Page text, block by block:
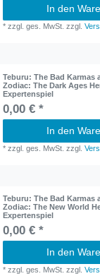
In den
*zzgl. ges. MwSt. zzgl.
Teburu: The Bad Karmas
Zodiac: The Dark Ages
Expertenspiel
0,00 € *
In den
*zzgl. ges. MwSt. zzgl.
Teburu: The Bad Karmas
Zodiac: The New World
Expertenspiel
0,00 € *
In den
*zzgl. ges. MwSt. zzgl.